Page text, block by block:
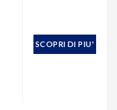
SCOPRI DI PIU'